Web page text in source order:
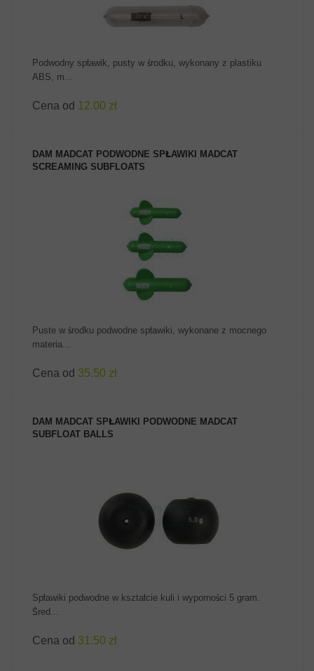
Podwodny spławik, pusty w środku, wykonany z plastiku
ABS, m...
Cena od 12.00 zł
DAM MADCAT PODWODNE SPŁAWIKI MADCAT
SCREAMING SUBFLOATS
ZOBACZ PRODUKT
Puste w środku podwodne spławiki, wykonane z mocnego
materia...
Cena od 35.50 zł
DAM MADCAT SPŁAWIKI PODWODNE MADCAT
SUBFLOAT BALLS
ZOBACZ PRODUKT
Spławiki podwodne w kształcie kuli i wyporności 5 gram.
Śred...
Cena od 31.50 zł